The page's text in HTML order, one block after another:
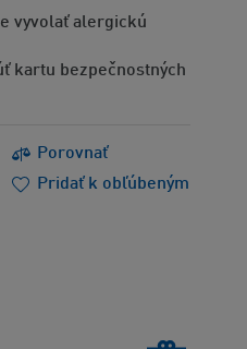
vyvolať alergickú
kartu bezpečnostných
Porovnať
Pridať k obľúbeným